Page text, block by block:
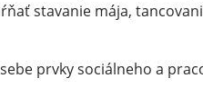
stavanie mája,
prvky sociálneho a